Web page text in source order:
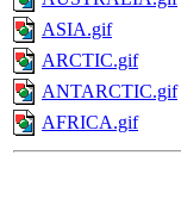
ASIA.gif
ARCTIC.gif
ANTARCTIC.gif
AFRICA.gif